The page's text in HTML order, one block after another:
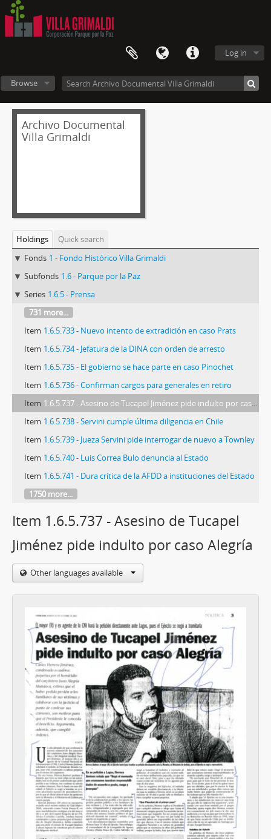
Log in
Browse
Archivo Documental
Villa Grimaldi
Holdings
Quick search
Fonds 1 - Fondo Histórico Villa Grimaldi
Subfonds 1.6 - Parque por la Paz
Series 1.6.5 - Prensa
731 more...
Item 1.6.5.733 - Nuevo intento de extradición en caso Prats
Item 1.6.5.734 - Jefatura de la DINA con orden de arresto
Item 1.6.5.735 - El gobierno se hace parte en caso Pinochet
Item 1.6.5.736 - Confirman cargos para generales en retiro
Item 1.6.5.737 - Asesino de Tucapel Jiménez pide indulto por caso Alegría
Item 1.6.5.738 - Servini cumple última diligencia en Chile
Item 1.6.5.739 - Jueza Servini pide interrogar de nuevo a Townley
Item 1.6.5.740 - Luis Correa Bulo denuncia al Estado
Item 1.6.5.741 - Dura crítica de la AFDD a instituciones del Estado
1750 more...
Item 1.6.5.737 - Asesino de Tucapel
Jiménez pide indulto por caso Alegría
Other languages available